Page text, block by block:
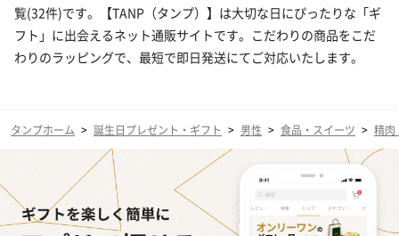
覧(32件)です。【TANP（タンプ）】は大切な日にぴったりな「ギ
フト」に出会えるネット通販サイトです。こだわりの商品をこだ
わりのラッピングで、最短で即日発送にてご対応いたします。
タンプホーム > 誕生日プレゼント・ギフト > 男性 > 食品・スイーツ > 精肉